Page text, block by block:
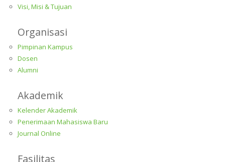
Visi, Misi & Tujuan
Organisasi
Pimpinan Kampus
Dosen
Alumni
Akademik
Kelender Akademik
Penerimaan Mahasiswa Baru
Journal Online
Fasilitas